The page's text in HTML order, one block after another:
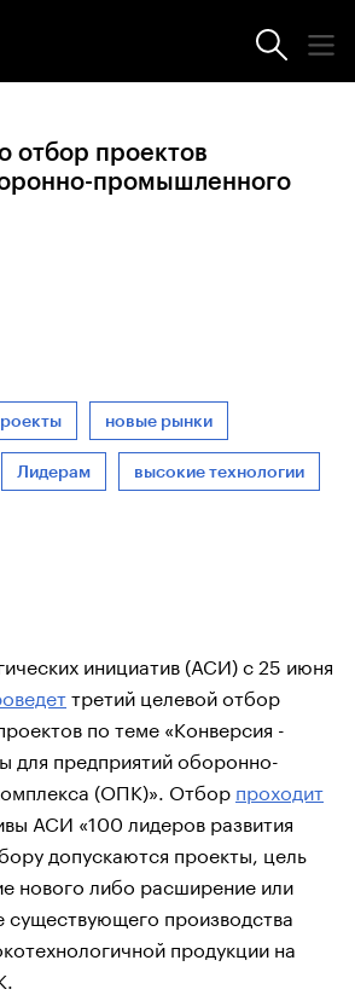
отбор проектов
промышленного
новые рынки
Лидерам высокие технологии
инициатив (АСИ) с 25 июня
третий целевой отбор
по теме «Конверсия -
для предприятий оборонно-
(ОПК)». Отбор проходит
АСИ «100 лидеров развития
допускаются проекты, цель
нового либо расширение или
существующего производства
продукции на